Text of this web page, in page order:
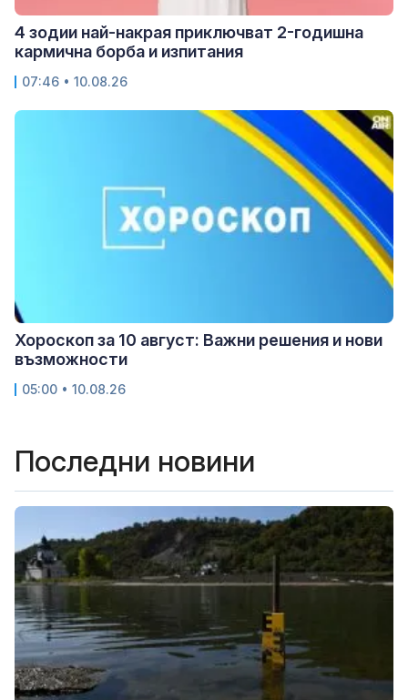
4 зодии най-накрая приключват 2-годишна
кармична борба и изпитания
07:46 • 10.08.26
Хороскоп за 10 август: Важни решения и нови
възможности
05:00 • 10.08.26
Последни новини